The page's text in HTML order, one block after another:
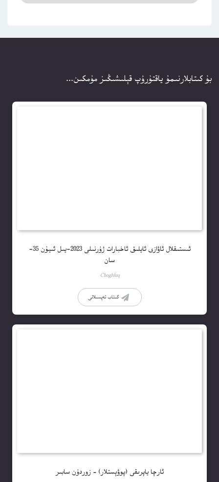
بۇ كىتابلارنىمۇ ياقتۇرۇپ قېلىشىڭىز مۇمكىن...
ئىستىقلال ئاۋازى ئايلىق ئاخبارات ژۇرنىلى 2023-يىل ئىيۇن 35-
سان
Choghluq
كىتاب تەپسىلاتى
ئارچا ياپرىقى (پوۋېستلار) – زوردۇن سابىر